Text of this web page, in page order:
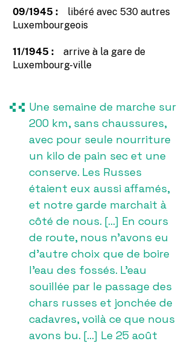
09/1945 : libéré avec 530 autres
Luxembourgeois
11/1945 : arrive à la gare de
Luxembourg-ville
Une semaine de marche sur
200 km, sans chaussures,
avec pour seule nourriture
un kilo de pain sec et une
conserve. Les Russes
étaient eux aussi affamés,
et notre garde marchait à
côté de nous. [...] En cours
de route, nous n’avons eu
d’autre choix que de boire
l’eau des fossés. L’eau
souillée par le passage des
chars russes et jonchée de
cadavres, voilà ce que nous
avons bu. [...] Le 25 août